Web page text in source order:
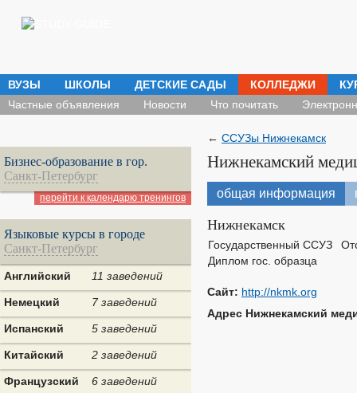
ВУЗЫ ШКОЛЫ ДЕТСКИЕ САДЫ КОЛЛЕДЖИ
Частные объявления
Новости Что почитать
← ССУЗы Нижнекамск
Нижнекамский
общая информация
Нижнекамск
Государственный ССУЗ
Диплом гос. образца
Сайт: http://nkmk.org
Адрес Нижнекамский
Бизнес-образование в гор.
Санкт-Петербург
перейти к календарю тренингов
Языковые курсы в городе
Санкт-Петербург
Английский 11 заведений
Немецкий 7 заведений
Испанский 5 заведений
Китайский 2 заведений
Французский 6 заведений